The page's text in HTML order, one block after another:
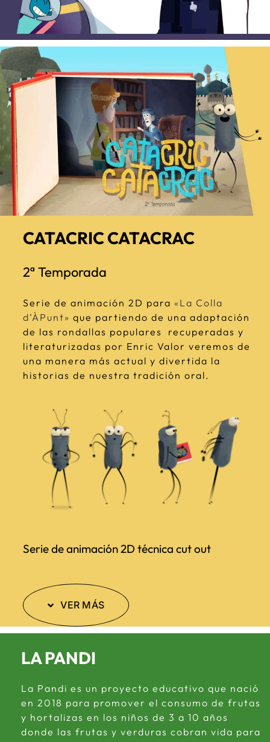
CATACRIC CATACRAC
2ª Temporada
Serie de animación 2D para «La Colla
d’ÀPunt» que partiendo de una adaptación
de las rondallas populares recuperadas y
literaturizadas por Enric Valor veremos de
una manera más actual y divertida la
historias de nuestra tradición oral.
Serie de animación 2D técnica cut out
VER MÁS
LA PANDI
La Pandi es un proyecto educativo que nació
en 2018 para promover el consumo de frutas
y hortalizas en los niños de 3 a 10 años
donde las frutas y verduras cobran vida para